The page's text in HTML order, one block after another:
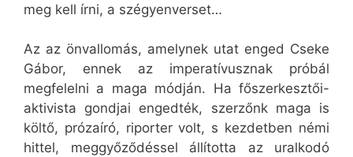
meg kell írni, a szégyenverset…
Az az önvallomás, amelynek utat enged Cseke
Gábor, ennek az imperatívusznak próbál
megfelelni a maga módján. Ha főszerkesztői-
aktivista gondjai engedték, szerzőnk maga is
költő, prózaíró, riporter volt, s kezdetben némi
hittel, meggyőződéssel állította az uralkodó